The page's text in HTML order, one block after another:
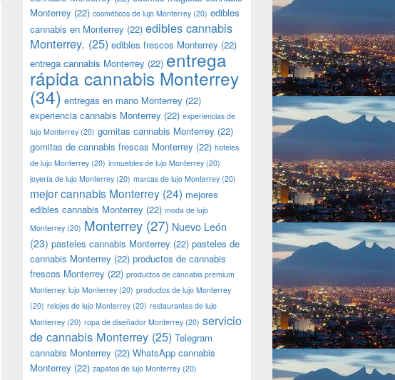
Monterrey (22) cosméticos de lujo Monterrey (20) edibles
cannabis en Monterrey (22) edibles cannabis
Monterrey. (25) edibles frescos Monterrey (22)
entrega cannabis Monterrey (22) entrega
rápida cannabis Monterrey
(34) entregas en mano Monterrey (22)
experiencia cannabis Monterrey (22) experiencias de
lujo Monterrey (20) gomitas cannabis Monterrey (22)
gomitas de cannabis frescas Monterrey (22) hoteles
de lujo Monterrey (20) inmuebles de lujo Monterrey (20)
joyería de lujo Monterrey (20) marcas de lujo Monterrey (20)
mejor cannabis Monterrey (24) mejores
edibles cannabis Monterrey (22) moda de lujo
Monterrey (20) Monterrey (27) Nuevo León
(23) pasteles cannabis Monterrey (22) pasteles de
cannabis Monterrey (22) productos de cannabis
frescos Monterrey (22) productos de cannabis premium
Monterrey. lujo Monterrey (20) productos de lujo Monterrey
(20) relojes de lujo Monterrey (20) restaurantes de lujo
Monterrey (20) ropa de diseñador Monterrey (20) servicio
de cannabis Monterrey (25) Telegram
cannabis Monterrey (22) WhatsApp cannabis
Monterrey (22) zapatos de lujo Monterrey (20)